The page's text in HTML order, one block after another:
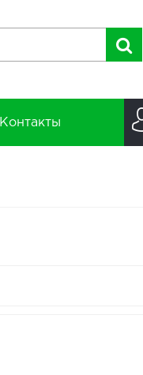
Контакты